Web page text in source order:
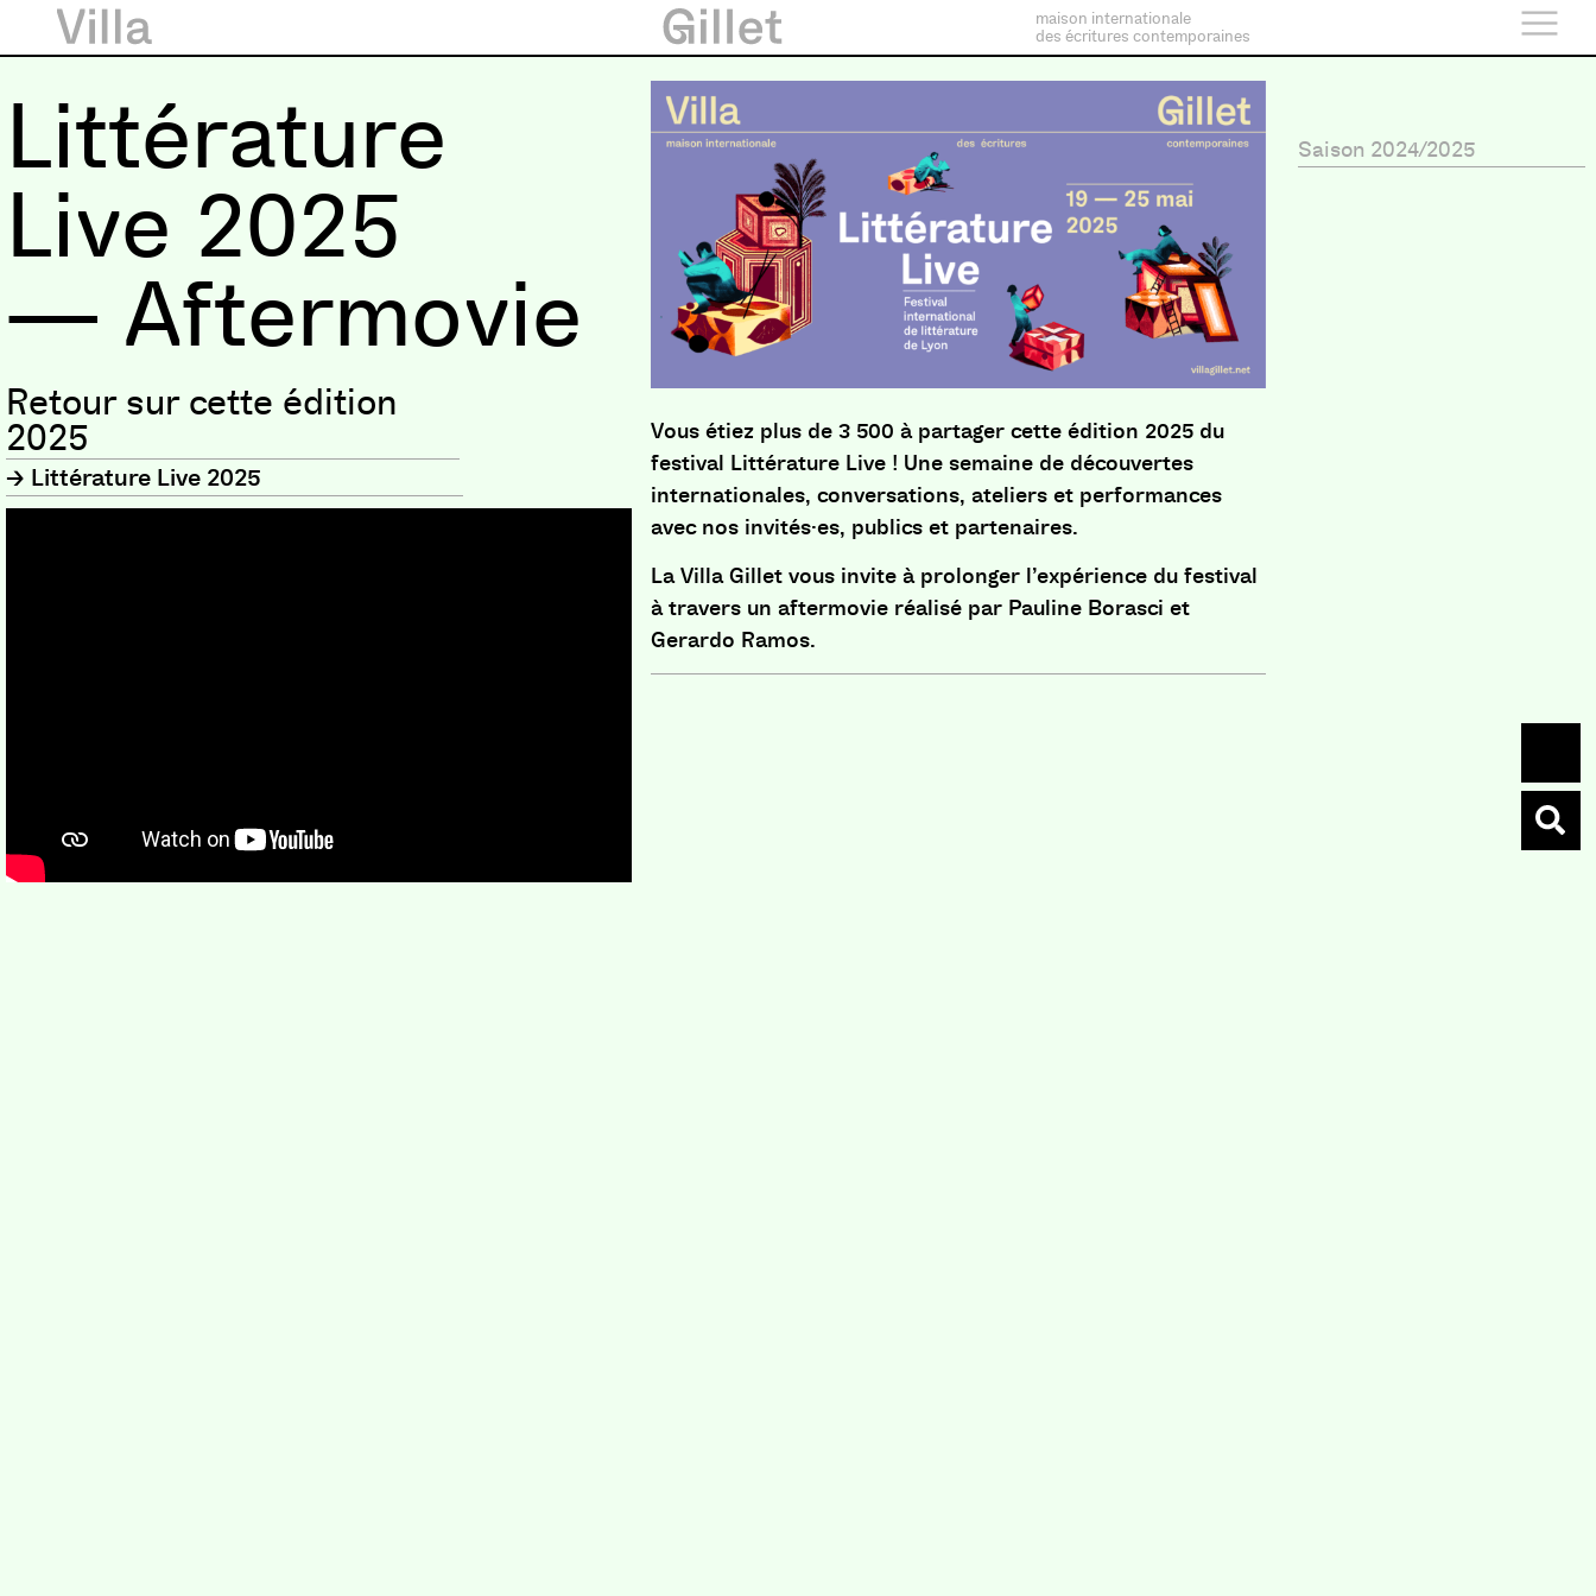
maison internationale
des écritures contemporaines
Littérature
Live 2025
— Aftermovie
Retour sur cette édition
2025
Littérature Live 2025
Vous étiez plus de 3 500 à partager cette édition 2025 du
festival Littérature Live ! Une semaine de découvertes
internationales, conversations, ateliers et performances
avec nos invités·es, publics et partenaires.
La Villa Gillet vous invite à prolonger l’expérience du festival
à travers un aftermovie réalisé par Pauline Borasci et
Gerardo Ramos.
Saison 2024/2025